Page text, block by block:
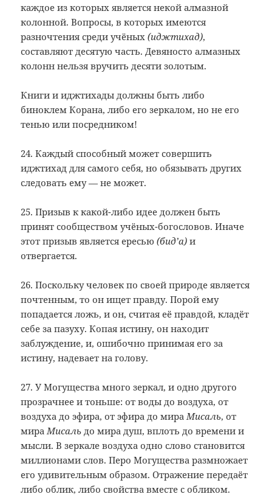
каждое из которых является некой алмазной
колонной. Вопросы, в которых имеются
разночтения среди учёных(иджтихад),
составляют десятую часть. Девяносто алмазных
колонн нельзя вручить десяти золотым.
Книги и иджтихады должны быть либо
биноклем Корана, либо его зеркалом, но не его
тенью или посредником!
24. Каждый способный может совершить
иджтихад для самого себя, но обязывать других
следовать ему — не может.
25. Призыв к какой-либо идее должен быть
принят сообществом учёных-богословов. Иначе
этот призыв является ересью(бид’а) и
отвергается.
26. Поскольку человек по своей природе является
почтенным, то он ищет правду. Порой ему
попадается ложь, и он, считая её правдой, кладёт
себе за пазуху. Копая истину, он находит
заблуждение, и, ошибочно принимая его за
истину, надевает на голову.
27. У Могущества много зеркал, и одно другого
прозрачнее и тоньше: от воды до воздуха, от
воздуха до эфира, от эфира до мираМисаль, от
мираМисаль до мира душ, вплоть до времени и
мысли. В зеркале воздуха одно слово становится
миллионами слов. Перо Могущества размножает
его удивительным образом. Отражение передаёт
либо облик, либо свойства вместе с обликом.